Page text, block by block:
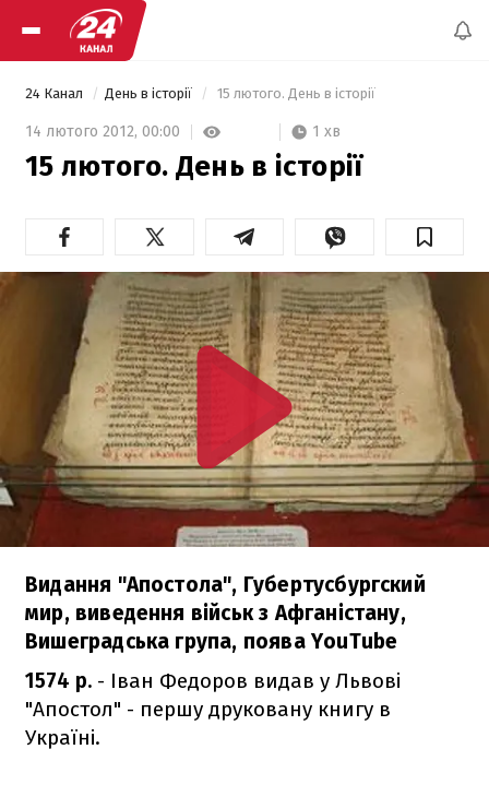
24 Канал День в історії 15 лютого. День в історії
14 лютого 2012, 00:00 1 хв
15 лютого. День в історії
Видання "Апостола", Губертусбургский
мир, виведення військ з Афганістану,
Вишеградська група, поява YouTube
1574 р. - Іван Федоров видав у Львові
"Апостол" - першу друковану книгу в
Україні.